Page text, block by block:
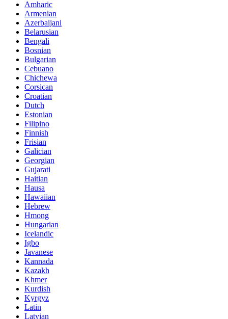
Amharic
Armenian
Azerbaijani
Belarusian
Bengali
Bosnian
Bulgarian
Cebuano
Chichewa
Corsican
Croatian
Dutch
Estonian
Filipino
Finnish
Frisian
Galician
Georgian
Gujarati
Haitian
Hausa
Hawaiian
Hebrew
Hmong
Hungarian
Icelandic
Igbo
Javanese
Kannada
Kazakh
Khmer
Kurdish
Kyrgyz
Latin
Latvian